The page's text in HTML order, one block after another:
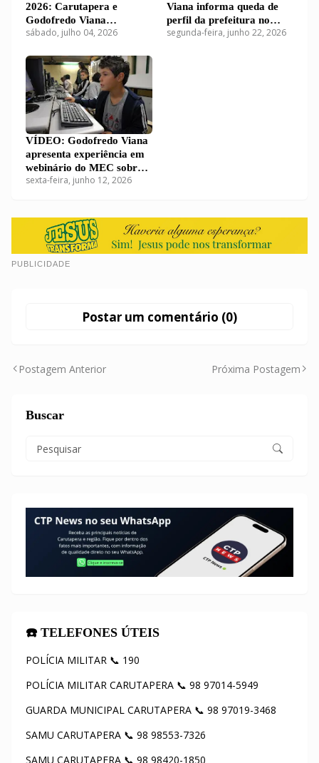
2026: Carutapera e
Godofredo Viana
empatam sem gols na
sábado, julho 04, 2026
Viana informa queda de
perfil da prefeitura no
Instagram
segunda-feira, junho 22, 2026
VÍDEO: Godofredo Viana
apresenta experiência em
webinário do MEC sobre
educação digital e
sexta-feira, junho 12, 2026
PUBLICIDADE
Postar um comentário (0)
Postagem Anterior Próxima Postagem
Buscar
☎️ TELEFONES ÚTEIS
POLÍCIA MILITAR 📞 190
POLÍCIA MILITAR CARUTAPERA 📞 98 97014-5949
GUARDA MUNICIPAL CARUTAPERA 📞 98 97019-3468
SAMU CARUTAPERA 📞 98 98553-7326
SAMU CARUTAPERA 📞 98 98420-1850